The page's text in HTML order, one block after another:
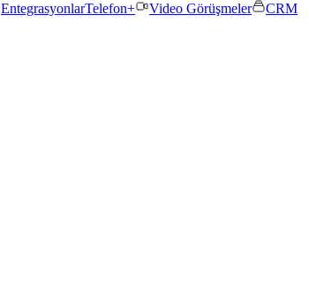
EntegrasyonlarTelefon+ Video Görüşmeler
CRM